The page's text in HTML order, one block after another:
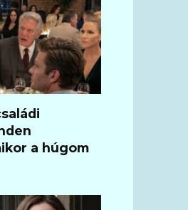
a húgom